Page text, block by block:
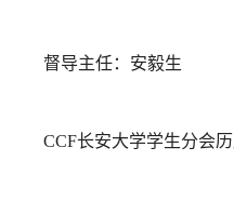
督导主任：安毅生
CCF长安大学学生分会